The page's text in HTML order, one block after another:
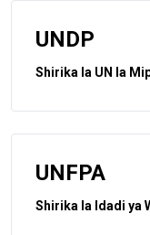
UNDP
Shirika la UN la
UNFPA
Shirika la Idadi ya